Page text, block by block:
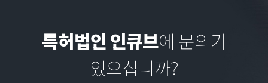
특허법인 인큐브에 문의가
있으십니까?